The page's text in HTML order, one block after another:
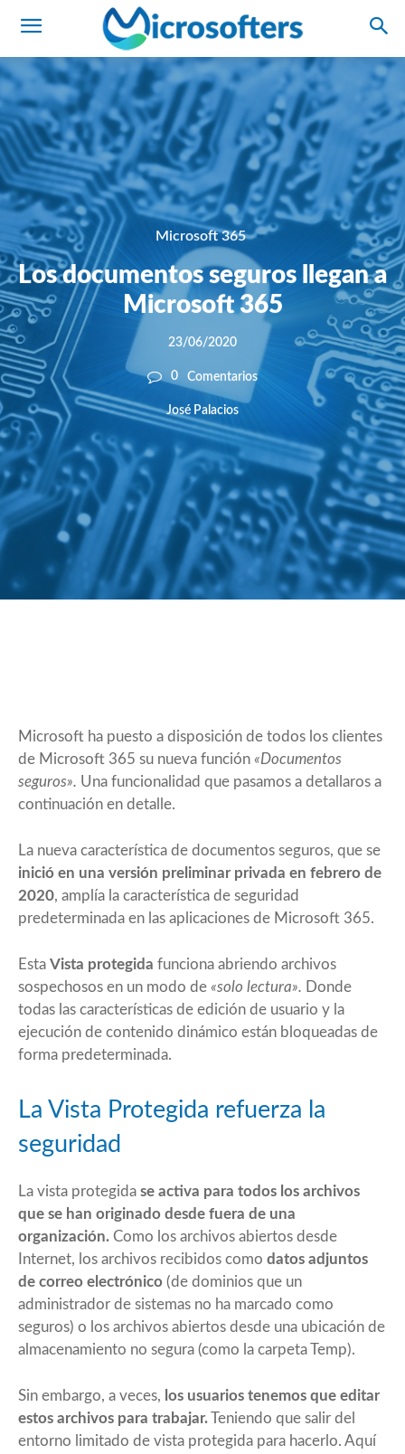
Microsoft 365
Los documentos seguros llegan a
Microsoft 365
23/06/2020
0 Comentarios
José Palacios
Microsoft ha puesto a disposición de todos los clientes
de Microsoft 365 su nueva función «Documentos
seguros». Una funcionalidad que pasamos a detallaros a
continuación en detalle.
La nueva característica de documentos seguros, que se
inició en una versión preliminar privada en febrero de
2020, amplía la característica de seguridad
predeterminada en las aplicaciones de Microsoft 365.
Esta Vista protegida funciona abriendo archivos
sospechosos en un modo de «solo lectura». Donde
todas las características de edición de usuario y la
ejecución de contenido dinámico están bloqueadas de
forma predeterminada.
La Vista Protegida refuerza la
seguridad
La vista protegida se activa para todos los archivos
que se han originado desde fuera de una
organización. Como los archivos abiertos desde
Internet, los archivos recibidos como datos adjuntos
de correo electrónico (de dominios que un
administrador de sistemas no ha marcado como
seguros) o los archivos abiertos desde una ubicación de
almacenamiento no segura (como la carpeta Temp).
Sin embargo, a veces, los usuarios tenemos que editar
estos archivos para trabajar.Teniendo que salir del
entorno limitado de vista protegida para hacerlo. Aquí